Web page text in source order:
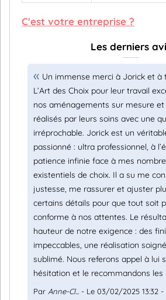
C'est votre entreprise ?
Les derniers
Un immense merci à Jorick et à
L’Art des Choix pour leur travail
nos aménagements sur mesure
réalisés par leurs soins avec une
irréprochable. Jorick est un
passionné : ultra professionnel, à
patience infinie face à mes
existentiels de choix. Il a su me
justesse, me rassurer et ajuster
certains détails pour que tout soit
conforme à nos attentes. Le
hauteur de notre exigence : des
impeccables, une réalisation
sublimé. Nous referons appel à lui
hésitation et le recommandons les
Par Anne-Cl... - Le 03/02/2025 13:32 -